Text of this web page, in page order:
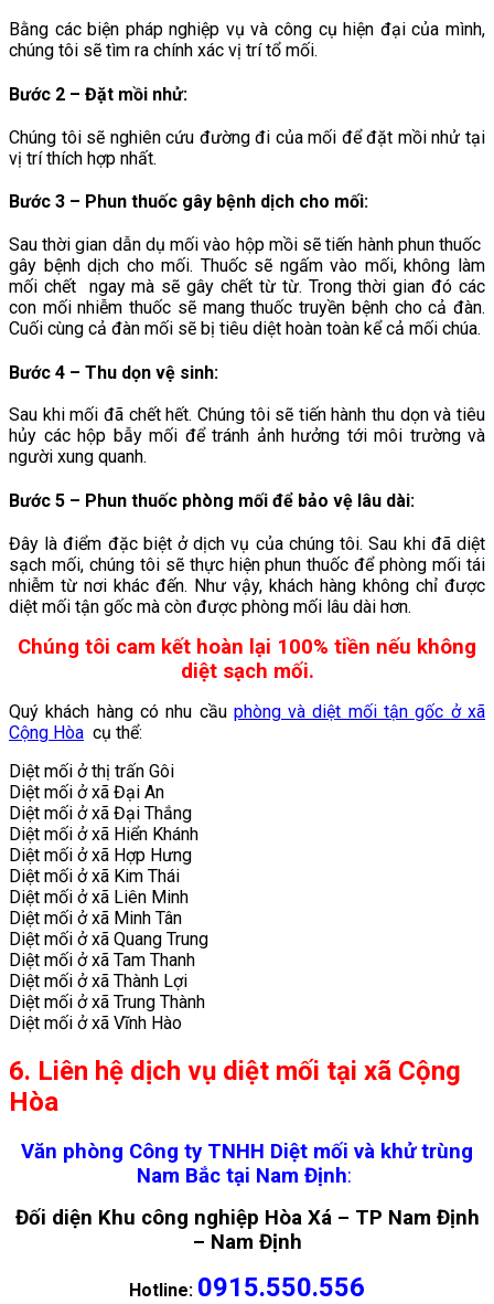
Bằng các biện pháp nghiệp vụ và công cụ hiện đại của mình,
chúng tôi sẽ tìm ra chính xác vị trí tổ mối.
Bước 2 – Đặt mồi nhử:
Chúng tôi sẽ nghiên cứu đường đi của mối để đặt mồi nhử tại
vị trí thích hợp nhất.
Bước 3 – Phun thuốc gây bệnh dịch cho mối:
Sau thời gian dẫn dụ mối vào hộp mồi sẽ tiến hành phun thuốc
gây bệnh dịch cho mối. Thuốc sẽ ngấm vào mối, không làm
mối chết ngay mà sẽ gây chết từ từ. Trong thời gian đó các
con mối nhiễm thuốc sẽ mang thuốc truyền bệnh cho cả đàn.
Cuối cùng cả đàn mối sẽ bị tiêu diệt hoàn toàn kể cả mối chúa.
Bước 4 – Thu dọn vệ sinh:
Sau khi mối đã chết hết. Chúng tôi sẽ tiến hành thu dọn và tiêu
hủy các hộp bẫy mối để tránh ảnh hưởng tới môi trường và
người xung quanh.
Bước 5 – Phun thuốc phòng mối để bảo vệ lâu dài:
Đây là điểm đặc biệt ở dịch vụ của chúng tôi. Sau khi đã diệt
sạch mối, chúng tôi sẽ thực hiện phun thuốc để phòng mối tái
nhiễm từ nơi khác đến. Như vậy, khách hàng không chỉ được
diệt mối tận gốc mà còn được phòng mối lâu dài hơn.
Chúng tôi cam kết hoàn lại 100% tiền nếu không
diệt sạch mối.
Quý khách hàng có nhu cầu phòng và diệt mối tận gốc ở xã
Cộng Hòa cụ thể:
Diệt mối ở thị trấn Gôi
Diệt mối ở xã Đại An
Diệt mối ở xã Đại Thắng
Diệt mối ở xã Hiển Khánh
Diệt mối ở xã Hợp Hưng
Diệt mối ở xã Kim Thái
Diệt mối ở xã Liên Minh
Diệt mối ở xã Minh Tân
Diệt mối ở xã Quang Trung
Diệt mối ở xã Tam Thanh
Diệt mối ở xã Thành Lợi
Diệt mối ở xã Trung Thành
Diệt mối ở xã Vĩnh Hào
6. Liên hệ dịch vụ diệt mối tại xã Cộng
Hòa
Văn phòng Công ty TNHH Diệt mối và khử trùng
Nam Bắc tại Nam Định:
Đối diện Khu công nghiệp Hòa Xá – TP Nam Định
– Nam Định
Hotline: 0915.550.556